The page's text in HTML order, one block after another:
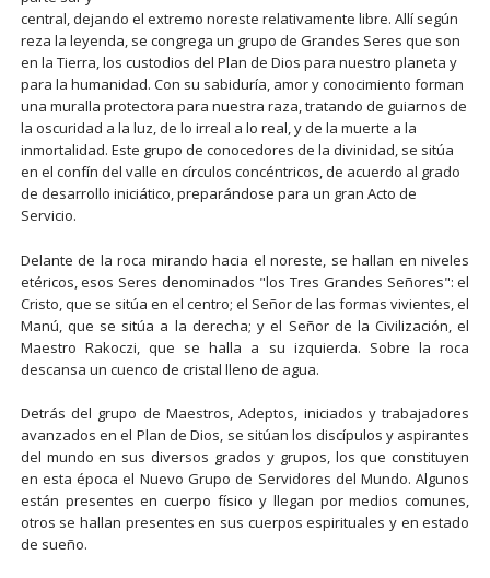
central, dejando el extremo noreste relativamente libre. Allí según
reza la leyenda, se congrega un grupo de Grandes Seres que son
en la Tierra, los custodios del Plan de Dios para nuestro planeta y
para la humanidad. Con su sabiduría, amor y conocimiento forman
una muralla protectora para nuestra raza, tratando de guiarnos de
la oscuridad a la luz, de lo irreal a lo real, y de la muerte a la
inmortalidad. Este grupo de conocedores de la divinidad, se sitúa
en el confín del valle en círculos concéntricos, de acuerdo al grado
de desarrollo iniciático, preparándose para un gran Acto de
Servicio.
Delante de la roca mirando hacia el noreste, se hallan en niveles
etéricos, esos Seres denominados "los Tres Grandes Señores": el
Cristo, que se sitúa en el centro; el Señor de las formas vivientes, el
Manú, que se sitúa a la derecha; y el Señor de la Civilización, el
Maestro Rakoczi, que se halla a su izquierda. Sobre la roca
descansa un cuenco de cristal lleno de agua.
Detrás del grupo de Maestros, Adeptos, iniciados y trabajadores
avanzados en el Plan de Dios, se sitúan los discípulos y aspirantes
del mundo en sus diversos grados y grupos, los que constituyen
en esta época el Nuevo Grupo de Servidores del Mundo. Algunos
están presentes en cuerpo físico y llegan por medios comunes,
otros se hallan presentes en sus cuerpos espirituales y en estado
de sueño.